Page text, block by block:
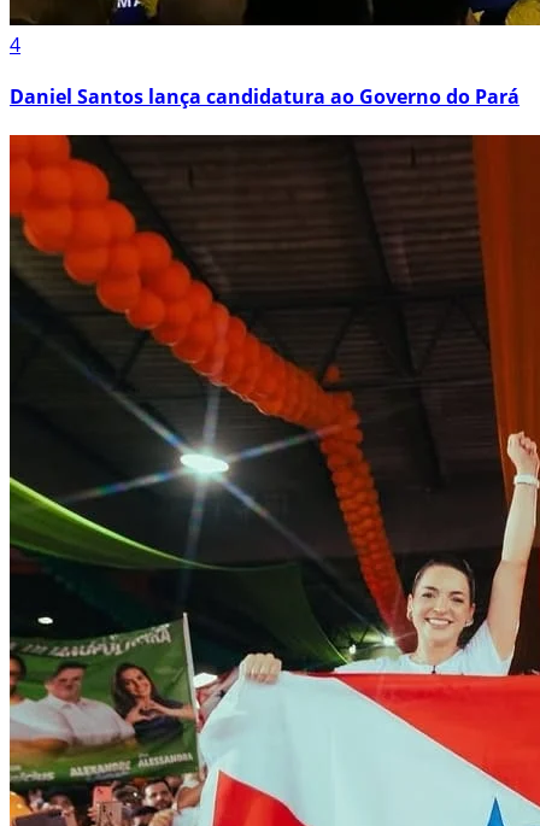
4
Daniel Santos lança candidatura ao Governo do Pará